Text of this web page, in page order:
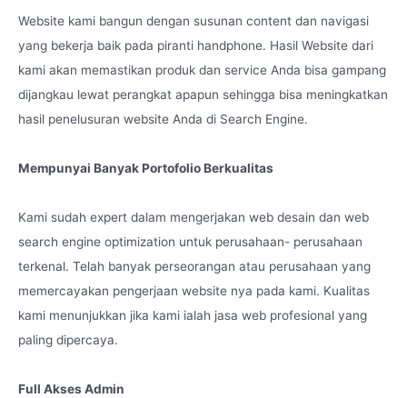
Website kami bangun dengan susunan content dan navigasi
yang bekerja baik pada piranti handphone. Hasil Website dari
kami akan memastikan produk dan service Anda bisa gampang
dijangkau lewat perangkat apapun sehingga bisa meningkatkan
hasil penelusuran website Anda di Search Engine.
Mempunyai Banyak Portofolio Berkualitas
Kami sudah expert dalam mengerjakan web desain dan web
search engine optimization untuk perusahaan- perusahaan
terkenal. Telah banyak perseorangan atau perusahaan yang
memercayakan pengerjaan website nya pada kami. Kualitas
kami menunjukkan jika kami ialah jasa web profesional yang
paling dipercaya.
Full Akses Admin